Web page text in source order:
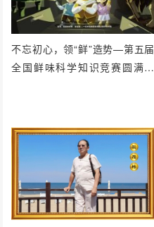
不忘初心，领“鲜”造势—第五届
全国鲜味科学知识竞赛圆满落